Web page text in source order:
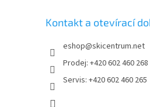
Kontakt a otevírací
eshop@skicentrum.net
Prodej: +420 602 460 268
Servis: +420 602 460 265